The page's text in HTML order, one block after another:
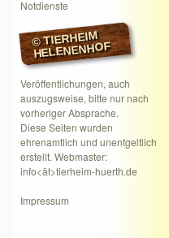
Notdienste
© TIERHEIM
HELENENHOF
Veröffentlichungen, auch
auszugsweise, bitte nur nach
vorheriger Absprache.
Diese Seiten wurden
ehrenamtlich und unentgeltlich
erstellt. Webmaster:
info<ät>tierheim-huerth.de
Impressum